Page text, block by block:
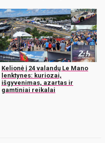
Kelionė į 24 valandų Le Mano
lenktynes: kuriozai,
išgyvenimas, azartas ir
gamtiniai reikalai